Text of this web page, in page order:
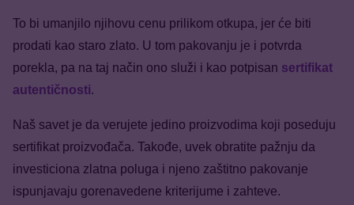
To bi umanjilo njihovu cenu prilikom otkupa, jer će biti
prodati kao staro zlato. U tom pakovanju je i potvrda
porekla, pa na taj način ono služi i kao potpisan sertifikat
autentičnosti.
Naš savet je da verujete jedino proizvodima koji poseduju
sertifikat proizvođača. Takođe, uvek obratite pažnju da
investiciona zlatna poluga i njeno zaštitno pakovanje
ispunjavaju gorenavedene kriterijume i zahteve.